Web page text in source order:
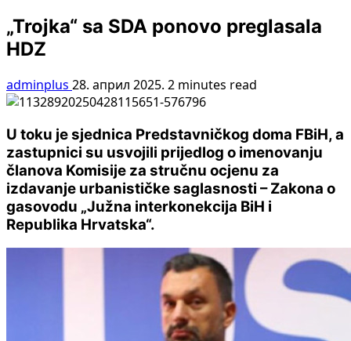
„Trojka“ sa SDA ponovo preglasala
HDZ
adminplus 28. април 2025. 2 minutes read
U toku je sjednica Predstavničkog doma FBiH, a
zastupnici su usvojili prijedlog o imenovanju
članova Komisije za stručnu ocjenu za
izdavanje urbanističke saglasnosti – Zakona o
gasovodu „Južna interkonekcija BiH i
Republika Hrvatska“.